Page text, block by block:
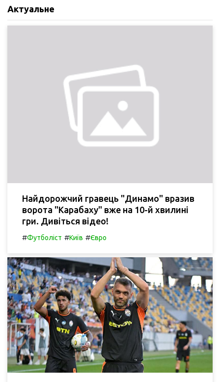
Актуальне
Найдорожчий гравець "Динамо" вразив
ворота "Карабаху" вже на 10-й хвилині
гри. Дивіться відео!
#Футболіст #Київ #Євро